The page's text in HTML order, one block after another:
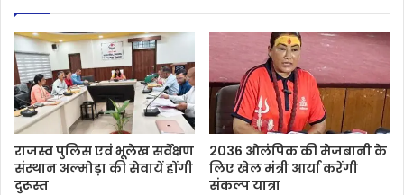
राजस्व पुलिस एवं भूलेख सर्वेक्षण
संस्थान अल्मोड़ा की सेवायें होंगी
दुरूस्त
2036 ओलंपिक की मेजबानी के
लिए खेल मंत्री आर्या करेंगी
संकल्प यात्रा